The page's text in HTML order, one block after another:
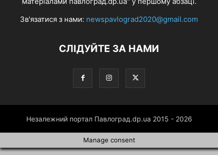
Зв'язатися з нами: newspavlograd2020@gmail.com
СЛІДУЙТЕ ЗА НАМИ
Незалежний портал Павлоград.dp.ua 2015 - 2026
Manage consent